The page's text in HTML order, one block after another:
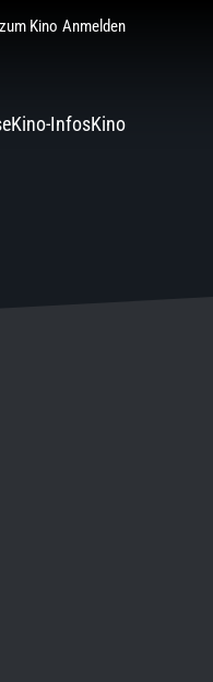
Kino Anmelden
Kino-InfosKino